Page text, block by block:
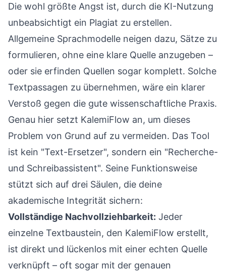
Die wohl größte Angst ist, durch die KI-Nutzung
unbeabsichtigt ein Plagiat zu erstellen.
Allgemeine Sprachmodelle neigen dazu, Sätze zu
formulieren, ohne eine klare Quelle anzugeben –
oder sie erfinden Quellen sogar komplett. Solche
Textpassagen zu übernehmen, wäre ein klarer
Verstoß gegen die gute wissenschaftliche Praxis.
Genau hier setzt KalemiFlow an, um dieses
Problem von Grund auf zu vermeiden. Das Tool
ist kein "Text-Ersetzer", sondern ein "Recherche-
und Schreibassistent". Seine Funktionsweise
stützt sich auf drei Säulen, die deine
akademische Integrität sichern:
Vollständige Nachvollziehbarkeit: Jeder
einzelne Textbaustein, den KalemiFlow erstellt,
ist direkt und lückenlos mit einer echten Quelle
verknüpft – oft sogar mit der genauen